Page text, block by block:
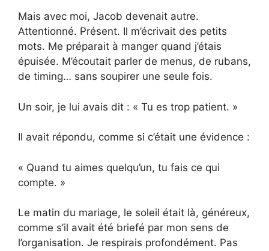
Mais avec moi, Jacob devenait autre.
Attentionné. Présent. Il m’écrivait des petits
mots. Me préparait à manger quand j’étais
épuisée. M’écoutait parler de menus, de rubans,
de timing… sans soupirer une seule fois.
Un soir, je lui avais dit : « Tu es trop patient. »
Il avait répondu, comme si c’était une évidence :
« Quand tu aimes quelqu’un, tu fais ce qui
compte. »
Le matin du mariage, le soleil était là, généreux,
comme s’il avait été briefé par mon sens de
l’organisation. Je respirais profondément. Pas